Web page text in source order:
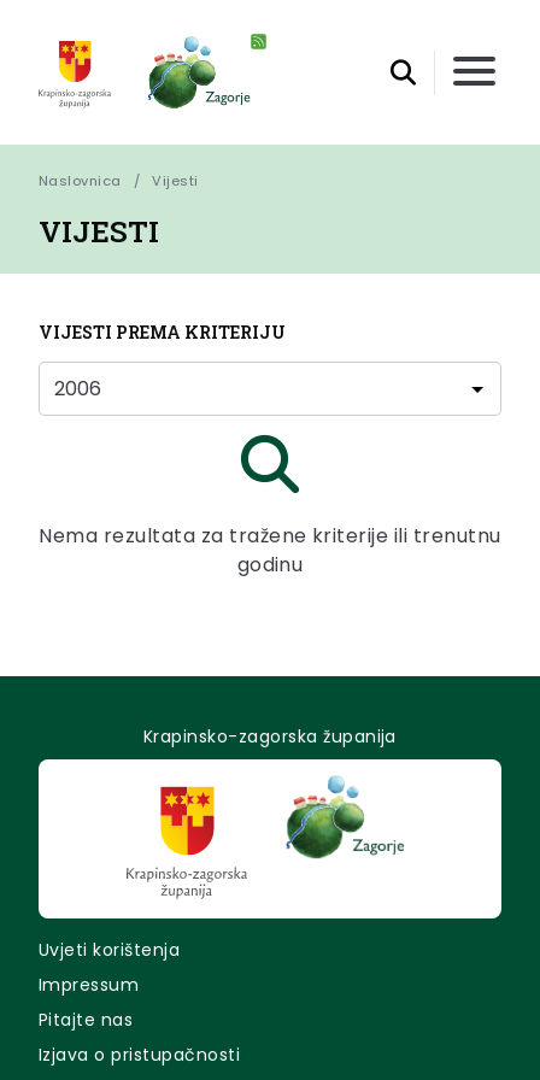
Naslovnica Vijesti
VIJESTI
VIJESTI PREMA KRITERIJU
Nema rezultata za tražene kriterije ili trenutnu
godinu
Krapinsko-zagorska županija
Uvjeti korištenja
Impressum
Pitajte nas
Izjava o pristupačnosti